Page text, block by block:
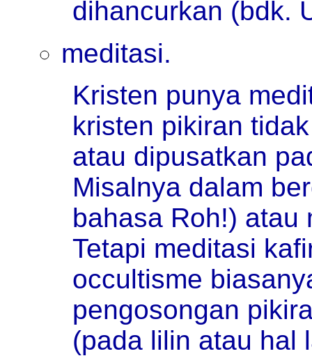
dihancurkan (bdk.
meditasi.
Kristen punya
kristen pikiran
atau dipusatkan
Misalnya dalam
bahasa Roh!) atau
Tetapi meditasi
occultisme
pengosongan
(pada lilin atau hal